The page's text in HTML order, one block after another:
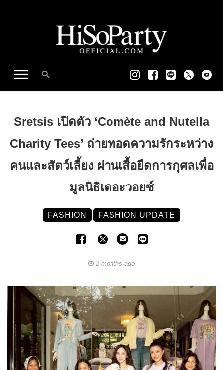
Sretsis เปิดตัว ‘Comète and Nutella
Charity Tees’ ถ่ายทอดความรักระหว่าง
คนและสัตว์เลี้ยง ผ่านเสื้อยืดการกุศลเพื่อ
มูลนิธิเดอะวอยซ์
FASHION FASHION UPDATE
2 months ago